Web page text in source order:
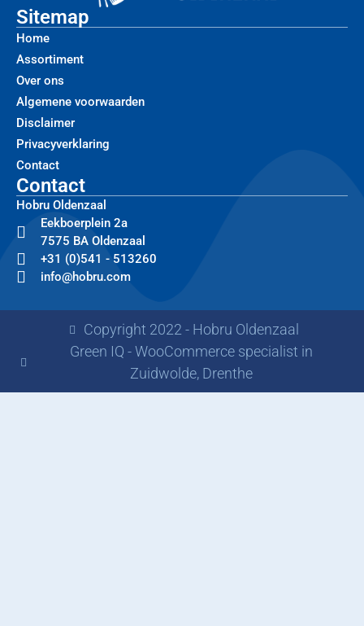
Sitemap
Home
Assortiment
Over ons
Algemene voorwaarden
Disclaimer
Privacyverklaring
Contact
Contact
Hobru Oldenzaal
Eekboerplein 2a
7575 BA Oldenzaal
+31 (0)541 - 513260
info@hobru.com
Copyright 2022 - Hobru Oldenzaal
Green IQ - WooCommerce specialist in
Zuidwolde, Drenthe